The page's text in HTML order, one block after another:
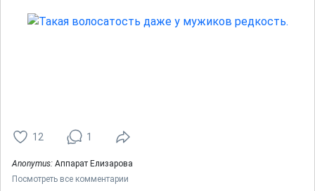
12 1
Anonymus: Аппарат Елизарова
Посмотреть все комментарии